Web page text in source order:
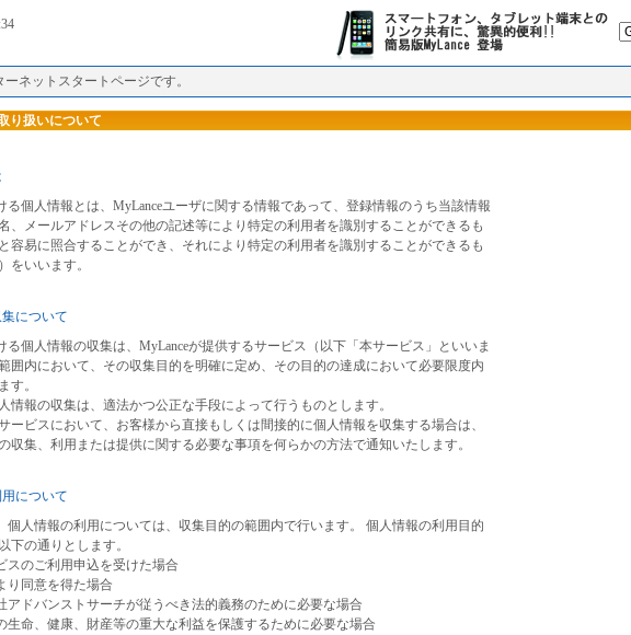
ネットスタートページです。
り扱いについて
る個人情報とは、MyLanceユーザに関する情報であって、登録情報のうち当該情報
、メールアドレスその他の記述等により特定の利用者を識別することができるも
容易に照合することができ、それにより特定の利用者を識別することができるも
をいいます。
について
る個人情報の収集は、MyLanceが提供するサービス（以下「本サービス」といいま
囲内において、その収集目的を明確に定め、その目的の達成において必要限度内
す。
情報の収集は、適法かつ公正な手段によって行うものとします。
ービスにおいて、お客様から直接もしくは間接的に個人情報を収集する場合は、
収集、利用または提供に関する必要な事項を何らかの方法で通知いたします。
について
個人情報の利用については、収集目的の範囲内で行います。 個人情報の利用目的
下の通りとします。
のご利用申込を受けた場合
同意を得た場合
ドバンストサーチが従うべき法的義務のために必要な場合
命、健康、財産等の重大な利益を保護するために必要な場合